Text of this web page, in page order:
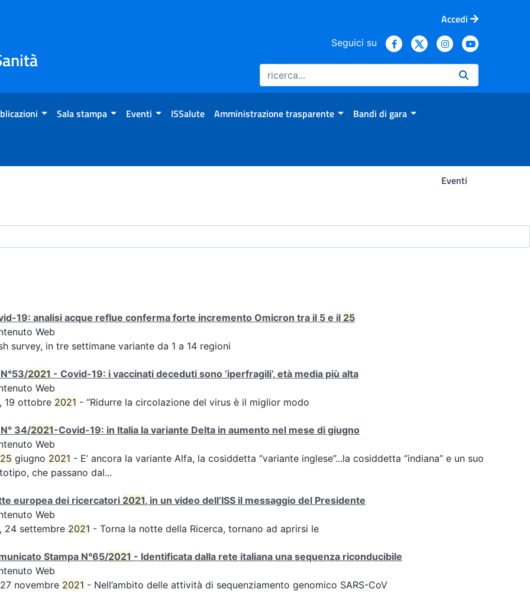
Accedi
Seguici su
Sala stampa Eventi ISSalute Amministrazione trasparente Bandi di gara
Eventi
19: analisi acque reflue conferma forte incremento Omicron tra il 5 e il 25
Web
survey, in tre settimane variante da 1 a 14 regioni
2021 - Covid-19: i vaccinati deceduti sono ‘iperfragili’, età media più alta
Web
19 ottobre 2021 - “Ridurre la circolazione del virus è il miglior modo
34/2021-Covid-19: in Italia la variante Delta in aumento nel mese di giugno
Web
25 giugno 2021 - E’ ancora la variante Alfa, la cosiddetta “variante inglese”...la cosiddetta “indiana” e un suo
che passano dal...
europea dei ricercatori 2021, in un video dell’ISS il messaggio del Presidente
Web
24 settembre 2021 - Torna la notte della Ricerca, tornano ad aprirsi le
Stampa N°65/2021 - Identificata dalla rete italiana una sequenza riconducibile
Web
novembre 2021 - Nell’ambito delle attività di sequenziamento genomico SARS-CoV